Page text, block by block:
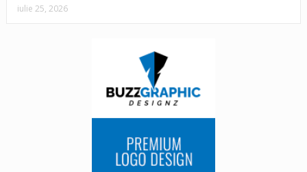
iulie 25, 2026